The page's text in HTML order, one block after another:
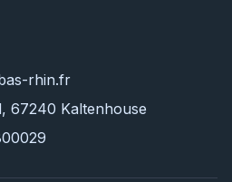
rhin.fr
67240 Kaltenhouse